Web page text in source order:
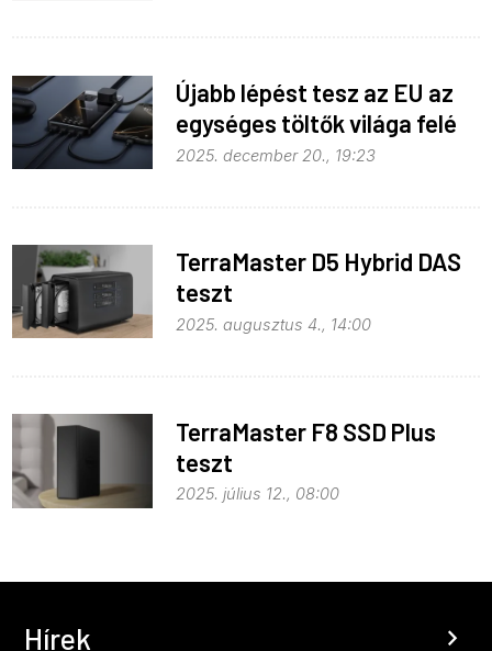
Újabb lépést tesz az EU az
egységes töltők világa felé
2025. december 20., 19:23
TerraMaster D5 Hybrid DAS
teszt
2025. augusztus 4., 14:00
TerraMaster F8 SSD Plus
teszt
2025. július 12., 08:00
Hírek chevron_right